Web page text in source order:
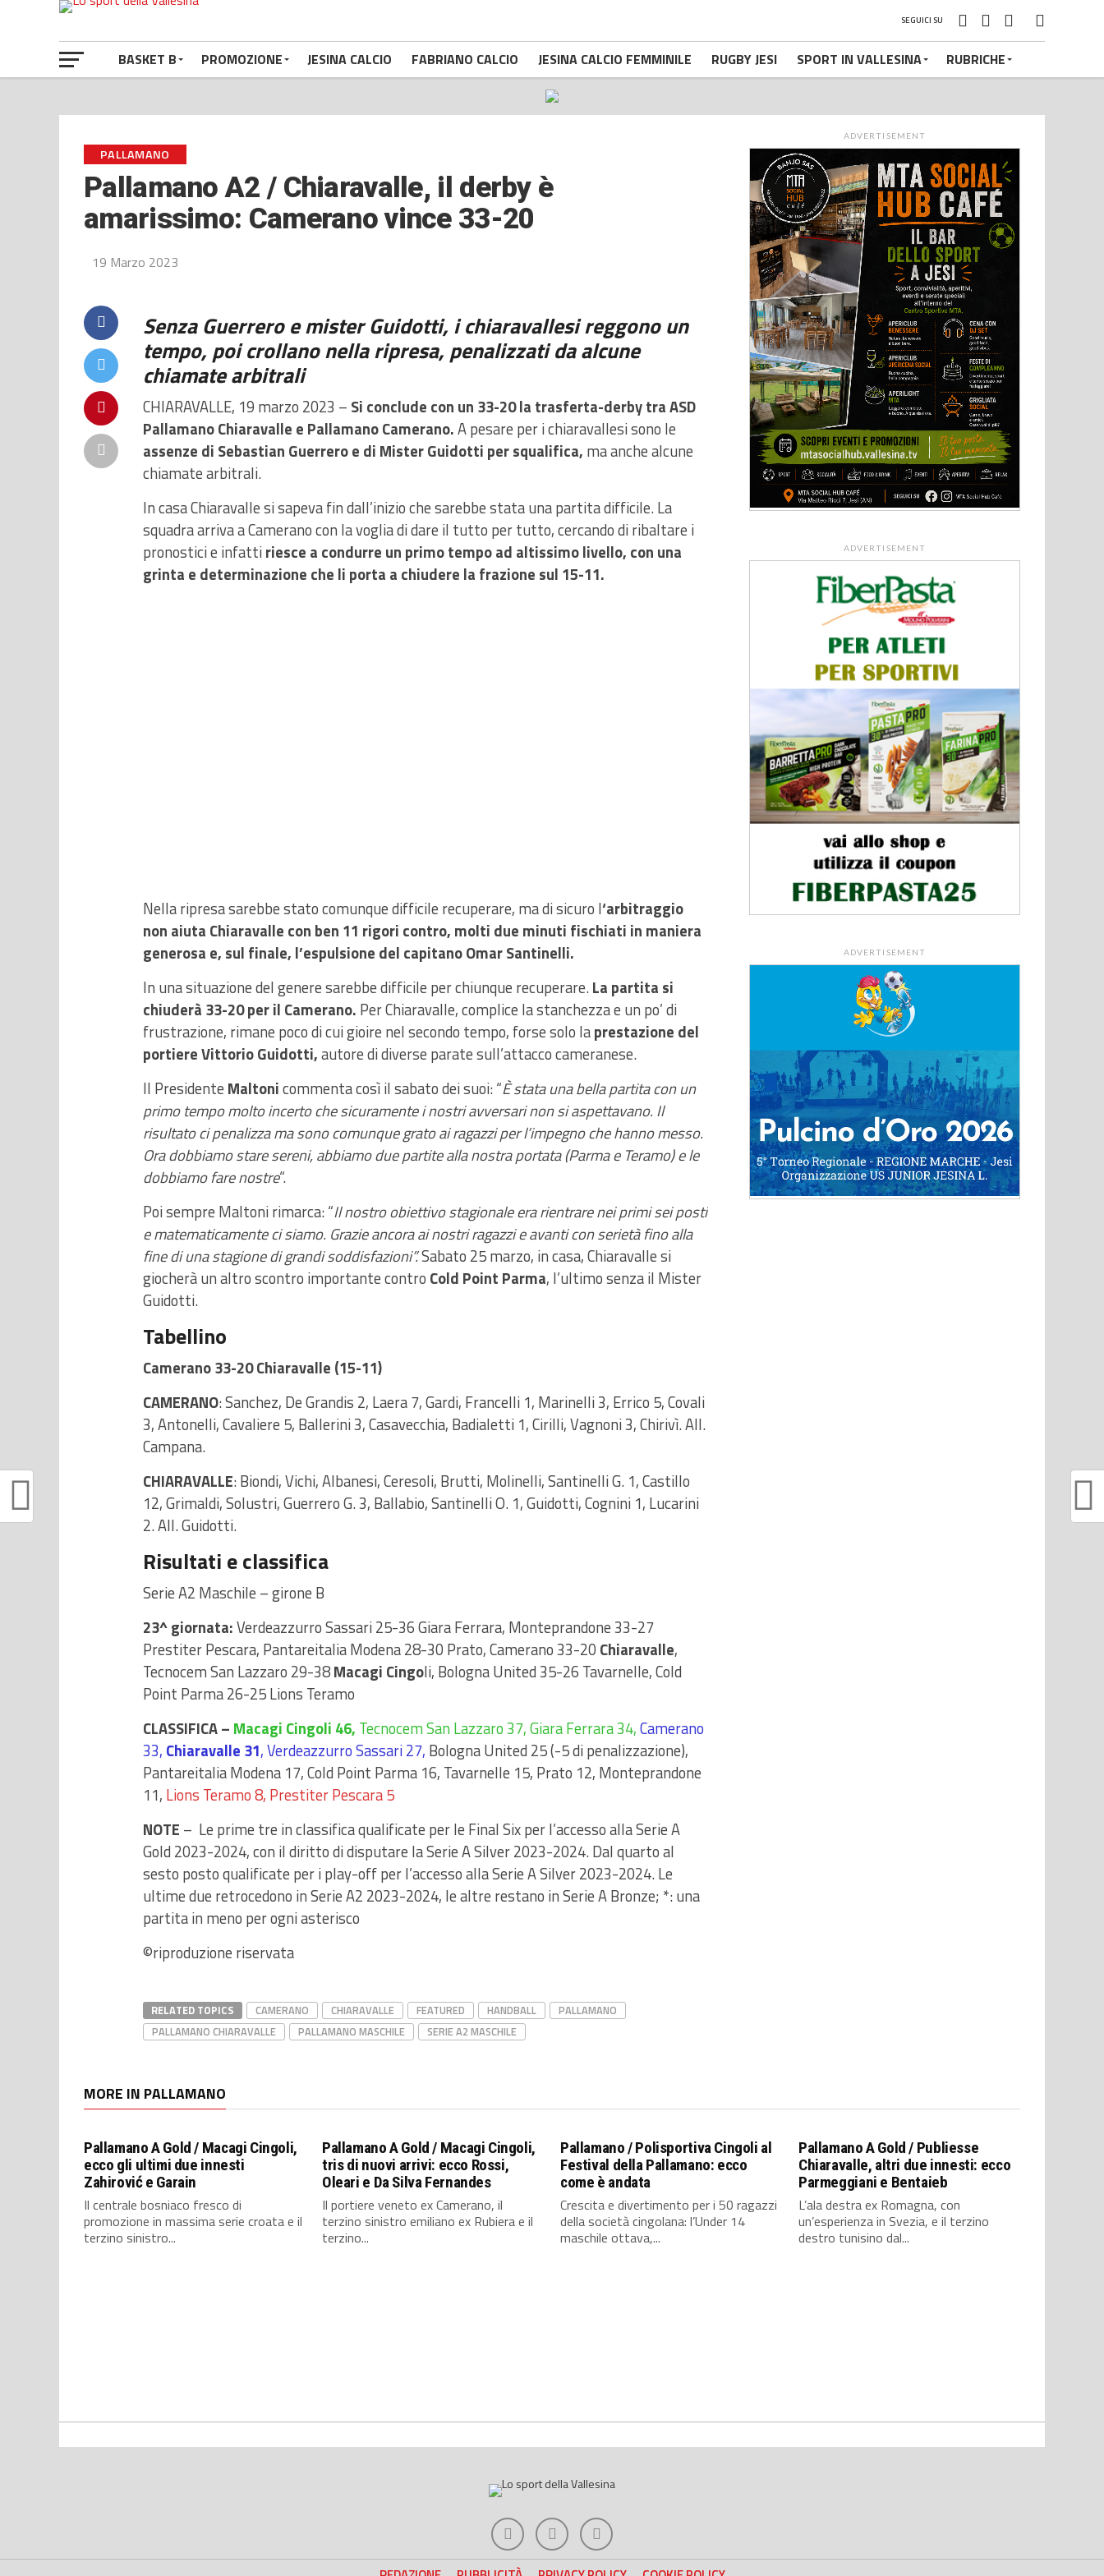
SEGUICI SU
BASKET B PROMOZIONE JESINA CALCIO FABRIANO CALCIO JESINA CALCIO FEMMINILE RUGBY JESI SPORT IN VALLESINA RUBRICHE
PALLAMANO
Pallamano A2 / Chiaravalle, il derby è
amarissimo: Camerano vince 33-20
19 Marzo 2023
Senza Guerrero e mister Guidotti, i chiaravallesi reggono un
tempo, poi crollano nella ripresa, penalizzati da alcune
chiamate arbitrali
CHIARAVALLE, 19 marzo 2023 – Si conclude con un 33-20 la trasferta-derby tra ASD
Pallamano Chiaravalle e Pallamano Camerano.A pesare per i chiaravallesi sono le
assenze di Sebastian Guerrero e di Mister Guidotti per squalifica, ma anche alcune
chiamate arbitrali.
In casa Chiaravalle si sapeva fin dall’inizio che sarebbe stata una partita difficile. La
squadra arriva a Camerano con la voglia di dare il tutto per tutto, cercando di ribaltare i
pronostici e infattiriesce a condurre un primo tempo ad altissimo livello, con una
grinta e determinazione che li porta a chiudere la frazione sul 15-11.
Nella ripresa sarebbe stato comunque difficile recuperare, ma di sicuro l‘arbitraggio
non aiuta Chiaravalle con ben 11 rigori contro, molti due minuti fischiati in maniera
generosa e, sul finale, l’espulsione del capitano Omar Santinelli.
In una situazione del genere sarebbe difficile per chiunque recuperare.La partita si
chiuderà 33-20 per il Camerano. Per Chiaravalle, complice la stanchezza e un po’ di
frustrazione, rimane poco di cui gioire nel secondo tempo, forse solo laprestazione del
portiere Vittorio Guidotti,autore di diverse parate sull’attacco cameranese.
Il Presidente Maltonicommenta così il sabato dei suoi: “È stata una bella partita con un
primo tempo molto incerto che sicuramente i nostri avversari non si aspettavano. Il
risultato ci penalizza ma sono comunque grato ai ragazzi per l’impegno che hanno messo.
Ora dobbiamo stare sereni, abbiamo due partite alla nostra portata (Parma e Teramo) e le
dobbiamo fare nostre“.
Poi sempre Maltoni rimarca: “Il nostro obiettivo stagionale era rientrare nei primi sei posti
e matematicamente ci siamo. Grazie ancora ai nostri ragazzi e avanti con serietà fino alla
fine di una stagione di grandi soddisfazioni”.Sabato 25 marzo, in casa, Chiaravalle si
giocherà un altro scontro importante contro Cold Point Parma, l’ultimo senza il Mister
Guidotti.
Tabellino
Camerano 33-20 Chiaravalle (15-11)
CAMERANO: Sanchez, De Grandis 2, Laera 7, Gardi, Francelli 1, Marinelli 3, Errico 5, Covali
3, Antonelli, Cavaliere 5, Ballerini 3, Casavecchia, Badialetti 1, Cirilli, Vagnoni 3, Chirivì. All.
Campana.
CHIARAVALLE: Biondi, Vichi, Albanesi, Ceresoli, Brutti, Molinelli, Santinelli G. 1, Castillo
12, Grimaldi, Solustri, Guerrero G. 3, Ballabio, Santinelli O. 1, Guidotti, Cognini 1, Lucarini
2. All. Guidotti.
Risultati e classifica
Serie A2 Maschile – girone B
23^ giornata:Verdeazzurro Sassari 25-36 Giara Ferrara, Monteprandone 33-27
Prestiter Pescara, Pantareitalia Modena 28-30 Prato, Camerano 33-20 Chiaravalle,
Tecnocem San Lazzaro 29-38Macagi Cingoli, Bologna United 35-26 Tavarnelle, Cold
Point Parma 26-25 Lions Teramo
CLASSIFICA – Macagi Cingoli 46, Tecnocem San Lazzaro 37, Giara Ferrara 34,Camerano
33, Chiaravalle 31, Verdeazzurro Sassari 27, Bologna United 25 (-5 di penalizzazione),
Pantareitalia Modena 17, Cold Point Parma 16, Tavarnelle 15, Prato 12, Monteprandone
11, Lions Teramo 8, Prestiter Pescara 5
NOTE – Le prime tre in classifica qualificate per le Final Six per l’accesso alla Serie A
Gold 2023-2024, con il diritto di disputare la Serie A Silver 2023-2024. Dal quarto al
sesto posto qualificate per i play-off per l’accesso alla Serie A Silver 2023-2024. Le
ultime due retrocedono in Serie A2 2023-2024, le altre restano in Serie A Bronze; *: una
partita in meno per ogni asterisco
©riproduzione riservata
RELATED TOPICS CAMERANO CHIARAVALLE FEATURED HANDBALL
PALLAMANO
PALLAMANO CHIARAVALLE
PALLAMANO MASCHILE SERIE A2 MASCHILE
ADVERTISEMENT
ADVERTISEMENT
ADVERTISEMENT
MORE IN PALLAMANO
Pallamano A Gold / Macagi Cingoli,
ecco gli ultimi due innesti
Zahirović e Garain
Il centrale bosniaco fresco di
promozione in massima serie croata e il
terzino sinistro...
Pallamano A Gold / Macagi Cingoli,
tris di nuovi arrivi: ecco Rossi,
Oleari e Da Silva Fernandes
Il portiere veneto ex Camerano, il
terzino sinistro emiliano ex Rubiera e il
terzino...
Pallamano / Polisportiva Cingoli al
Festival della Pallamano: ecco
come è andata
Crescita e divertimento per i 50 ragazzi
della società cingolana: l’Under 14
maschile ottava,...
Pallamano A Gold / Publiesse
Chiaravalle, altri due innesti: ecco
Parmeggiani e Bentaieb
L’ala destra ex Romagna, con
un’esperienza in Svezia, e il terzino
destro tunisino dal...